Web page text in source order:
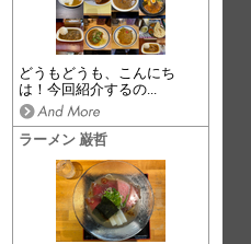
どうもどうも、こんにち
は！今回紹介するの...
ラーメン 巌哲